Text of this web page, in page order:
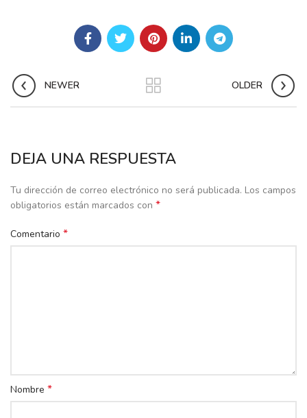
NEWER OLDER
DEJA UNA RESPUESTA
Tu dirección de correo electrónico no será publicada. Los campos
obligatorios están marcados con *
Comentario *
Nombre *